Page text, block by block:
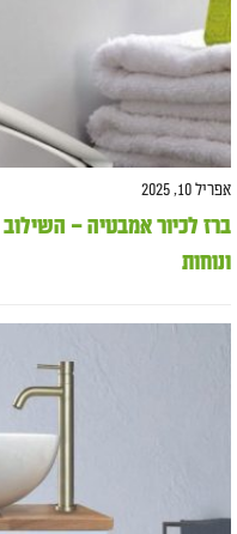
אפריל 10, 2025
ברז לכיור אמבטיה – השילוב
ונוחות